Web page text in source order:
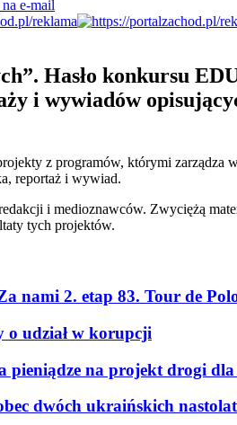
e-mail
Hasło konkursu
i wywiadów
z programów, którymi zarządza
reportaż i wywiad.
i medioznawców. Zwyciężą
tych projektów.
nami 2. etap 83. Tour de
o udział w korupcji
pieniądze na projekt drogi
dwóch ukraińskich